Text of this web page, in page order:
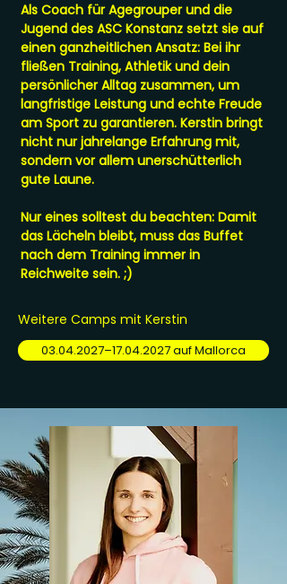
Als Coach für Agegrouper und die
Jugend des ASC Konstanz setzt sie auf
einen ganzheitlichen Ansatz: Bei ihr
fließen Training, Athletik und dein
persönlicher Alltag zusammen, um
langfristige Leistung und echte Freude
am Sport zu garantieren. Kerstin bringt
nicht nur jahrelange Erfahrung mit,
sondern vor allem unerschütterlich
gute Laune.
Nur eines solltest du beachten: Damit
das Lächeln bleibt, muss das Buffet
nach dem Training immer in
Reichweite sein. ;)
Weitere Camps mit Kerstin
03.04.2027–17.04.2027 auf Mallorca